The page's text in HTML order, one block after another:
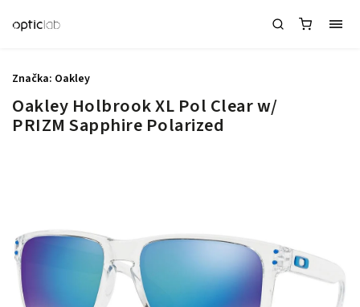
Oakley Holbrook XL Pol Clear w/
PRIZM Sapphire Polarized
Značka: Oakley